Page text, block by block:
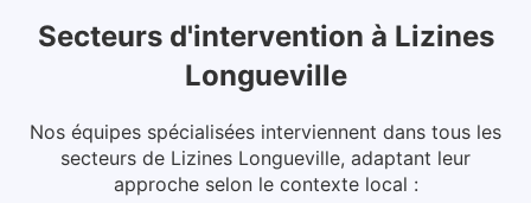
Secteurs d'intervention à Lizines
Longueville
Nos équipes spécialisées interviennent dans tous les
secteurs de Lizines Longueville, adaptant leur
approche selon le contexte local :